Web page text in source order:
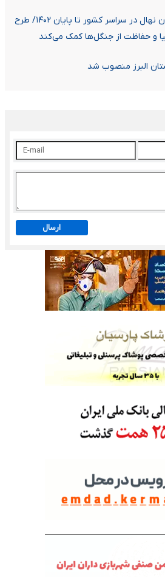
کاشت حداقل ۱۵۰ میلیون نهال در سراسر کشور تا پایان ۱۴۰۲/ طرح
و حفاظت از جنگل‌ها کمک می‌کند
البرز منصوب شد
ارسال